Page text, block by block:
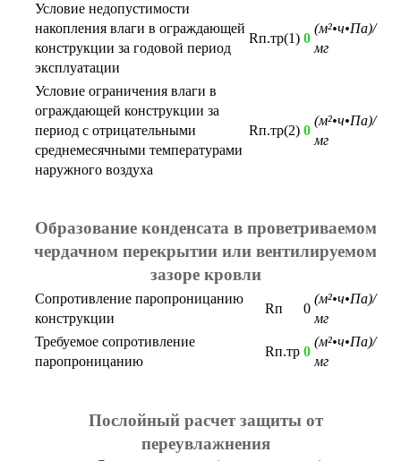
Условие недопустимости
накопления влаги в ограждающей
конструкции за годовой период
эксплуатации
Rп.тр(1) 0
(м²•ч•Па)/
мг
Условие ограничения влаги в
ограждающей конструкции за
период с отрицательными
среднемесячными температурами
наружного воздуха
Rп.тр(2) 0
(м²•ч•Па)/
мг
Образование конденсата в проветриваемом
чердачном перекрытии или вентилируемом
зазоре кровли
Сопротивление паропроницанию
конструкции
Rп 0
(м²•ч•Па)/
мг
Требуемое сопротивление
паропроницанию
Rп.тр 0
(м²•ч•Па)/
мг
Послойный расчет защиты от
переувлажнения